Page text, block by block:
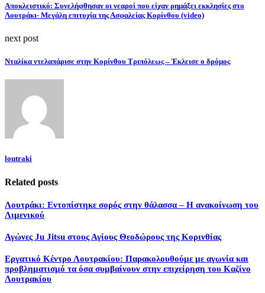
Αποκλειστικό: Συνελήφθησαν οι νεαροί που είχαν ρημάξει εκκλησίες στο
Λουτράκι- Mεγάλη επιτυχία της Ασφαλείας Κορίνθου (video)
next post
Νταλίκα ντελαπάρισε στην Κορίνθου Τριπόλεως – Έκλεισε ο δρόμος
loutraki
Related posts
Λουτράκι: Εντοπίστηκε σορός στην θάλασσα – Η ανακοίνωση του
Λιμενικού
Αγώνες Ju Jitsu στους Αγίους Θεοδώρους της Κορινθίας
Εργατικό Κέντρο Λουτρακίου: Παρακολουθούμε με αγωνία και
προβληματισμό τα όσα συμβαίνουν στην επιχείρηση του Καζίνο
Λουτρακίου